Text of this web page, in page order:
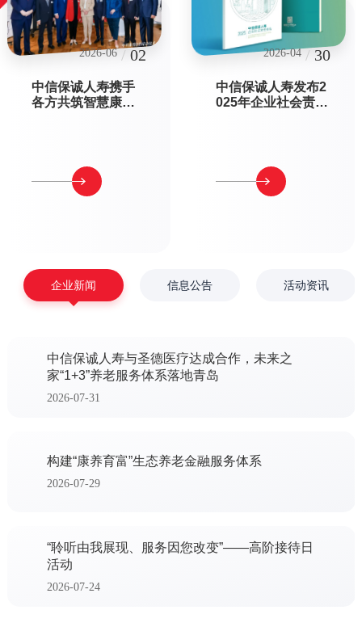
2026-06 / 02
中信保诚人寿携手
各方共筑智慧康养
2026-04 / 30
中信保诚人寿发布2
025年企业社会责任
企业新闻 信息公告 活动资讯
中信保诚人寿与圣德医疗达成合作，未来之
家“1+3”养老服务体系落地青岛
2026-07-31
构建“康养育富”生态养老金融服务体系
2026-07-29
“聆听由我展现、服务因您改变”——高阶接待日
活动
2026-07-24